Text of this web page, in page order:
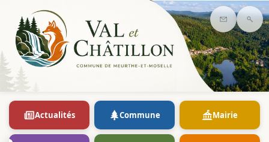
Contact
Actualités Commune Mairie